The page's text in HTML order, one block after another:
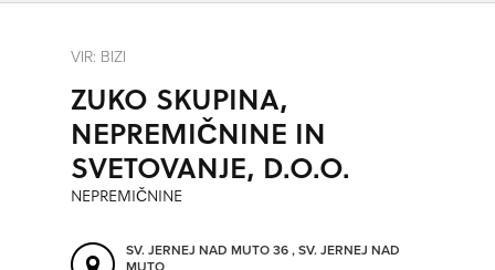
IZRIŠI POT
POŠLJI SMS
ORODJA
VIR: BIZI
ZUKO SKUPINA,
NEPREMIČNINE IN
SVETOVANJE, D.O.O.
NEPREMIČNINE
SV. JERNEJ NAD MUTO 36 , SV. JERNEJ NAD